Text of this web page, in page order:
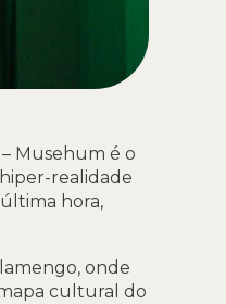
Musehum é o
realidade
hora,
onde
cultural do